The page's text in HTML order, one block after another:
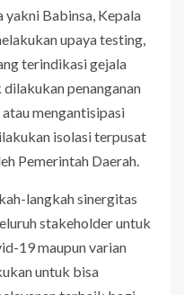
yakni Babinsa, Kepala
upaya testing,
terindikasi gejala
penanganan
mengantisipasi
isolasi terpusat
Pemerintah Daerah.
langkah sinergitas
stakeholder untuk
19 maupun varian
untuk bisa